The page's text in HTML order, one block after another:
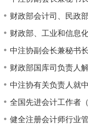
财政部会计司、民政
财政部、工业和信息
中注协副会长兼秘书
财政部国库司负责人
中注协有关负责人就
全国先进会计工作者
健全注册会计师行业